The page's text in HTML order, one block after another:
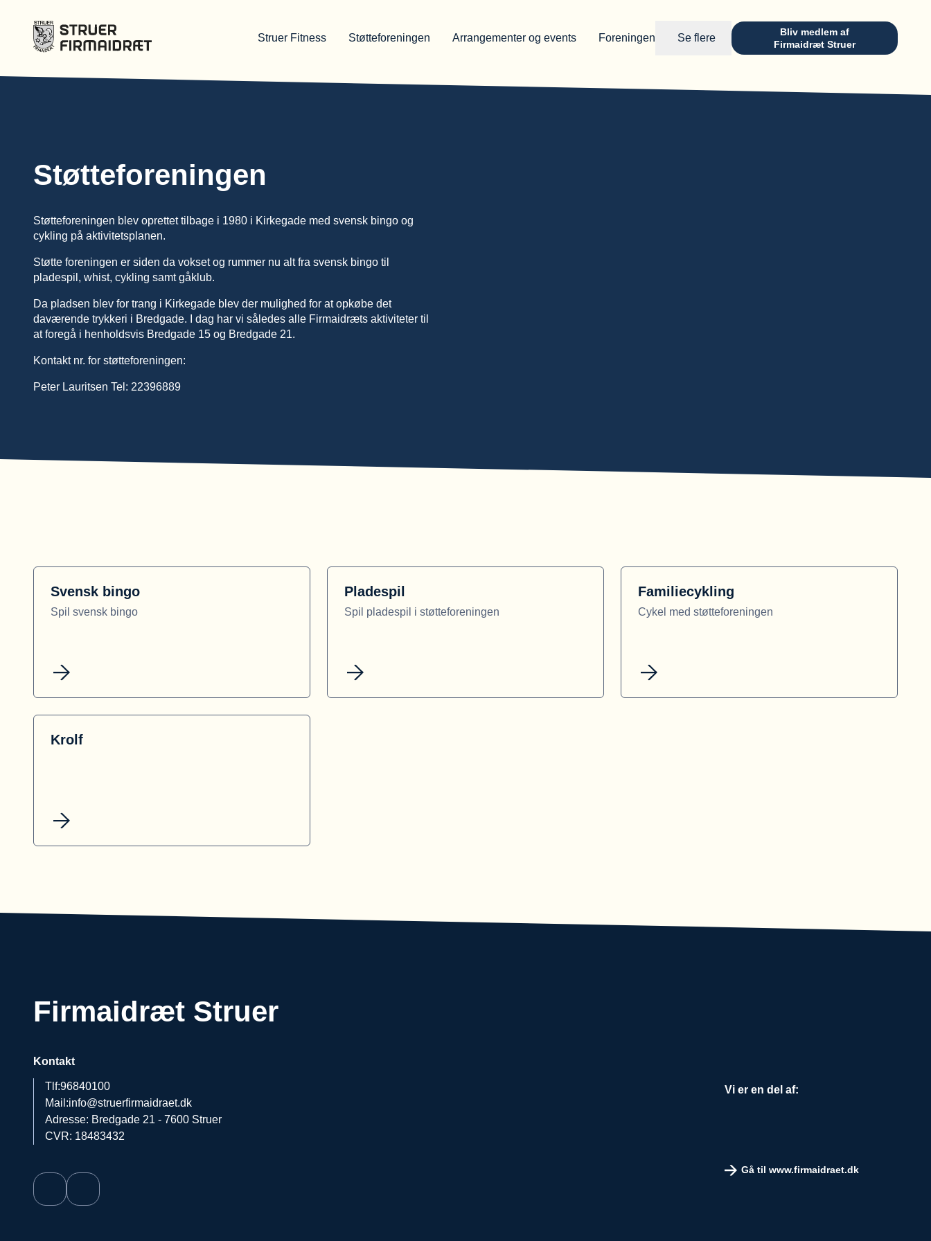
Struer Fitness Støtteforeningen Arrangementer og events Foreningen Se flere
Bliv medlem af
Firmaidræt Struer
Støtteforeningen
Støtteforeningen blev oprettet tilbage i 1980 i Kirkegade med svensk bingo og
cykling på aktivitetsplanen.
Støtte foreningen er siden da vokset og rummer nu alt fra svensk bingo til
pladespil, whist, cykling samt gåklub.
Da pladsen blev for trang i Kirkegade blev der mulighed for at opkøbe det
daværende trykkeri i Bredgade. I dag har vi således alle Firmaidræts aktiviteter til
at foregå i henholdsvis Bredgade 15 og Bredgade 21.
Kontakt nr. for støtteforeningen:
Peter Lauritsen Tel: 22396889
Svensk bingo
Spil svensk bingo
Pladespil
Spil pladespil i støtteforeningen
Familiecykling
Cykel med støtteforeningen
Krolf
Firmaidræt Struer
Kontakt
Tlf:96840100
Mail:info@struerfirmaidraet.dk
Adresse: Bredgade 21 - 7600 Struer
CVR: 18483432
Vi er en del af:
Gå til www.firmaidraet.dk